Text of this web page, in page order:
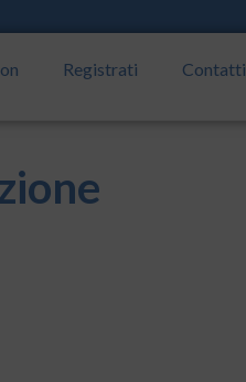
Registrati Contatti